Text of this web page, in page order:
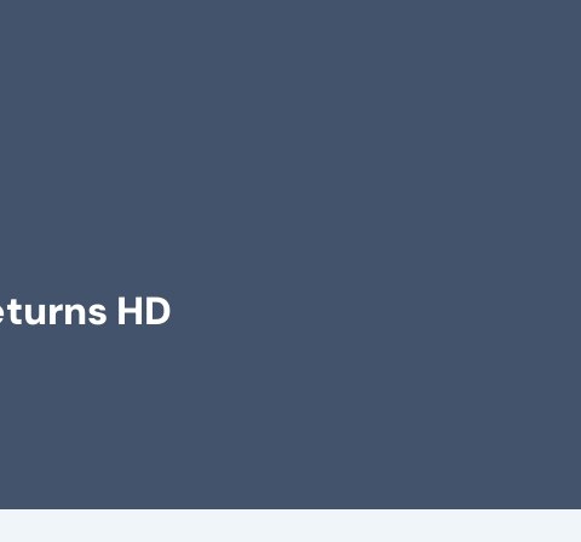
HD